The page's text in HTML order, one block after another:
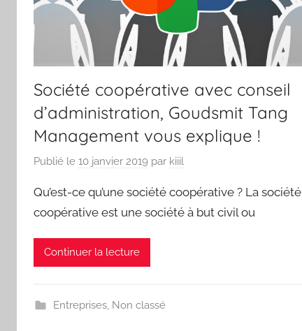
Société coopérative avec conseil
d’administration, Goudsmit Tang
Management vous explique !
Publié le 10 janvier 2019 par kiiil
Qu’est-ce qu’une société coopérative ? La société
coopérative est une société à but civil ou
Continuer la lecture
Entreprises, Non classé